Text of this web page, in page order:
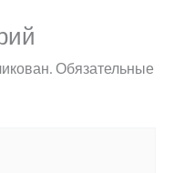
Обязательные